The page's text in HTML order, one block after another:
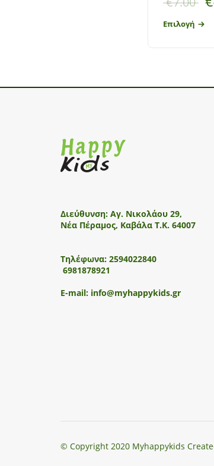
Επιλογή
Διεύθυνση: Αγ. Νικολάου 29,
Νέα Πέραμος, Καβάλα Τ.Κ. 64007
Τηλέφωνα: 2594022840
6981878921
E-mail: info@myhappykids.gr
© Copyright 2020 Myhappykids